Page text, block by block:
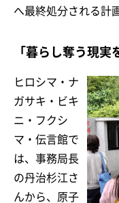
へ最終処分される計
「暮らし奪う現実
ヒロシマ・ナ
ガサキ・ビキ
ニ・フクシ
マ・伝言館で
は、事務局長
の丹治杉江さ
んから、原子